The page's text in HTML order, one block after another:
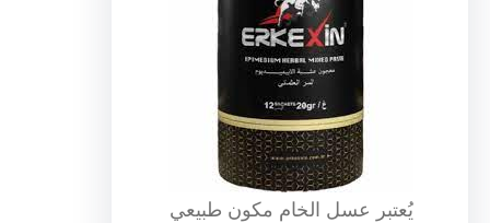
يُعتبر عسل الخام مكون طبيعي